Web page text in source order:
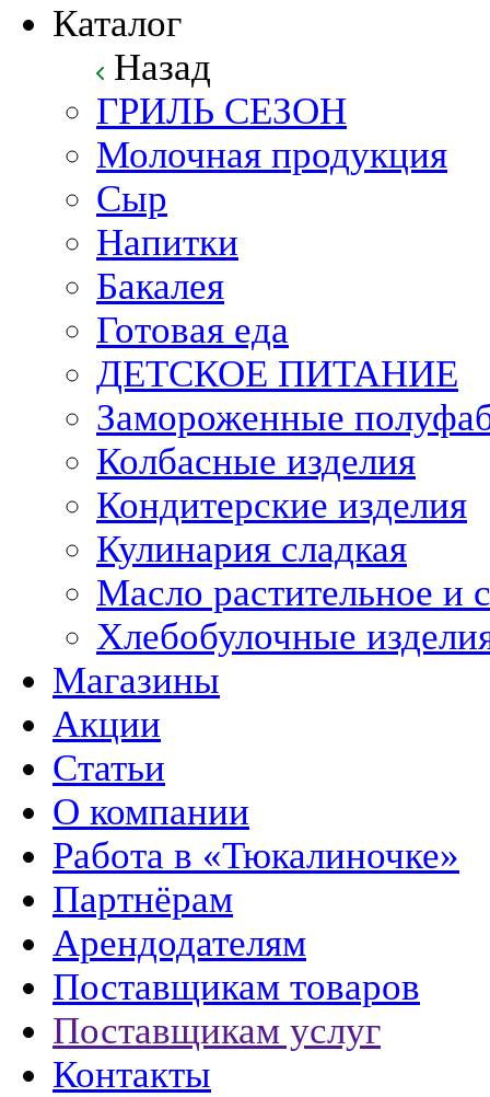
Каталог
Назад
ГРИЛЬ СЕЗОН
Молочная продукция
Сыр
Напитки
Бакалея
Готовая еда
ДЕТСКОЕ ПИТАНИЕ
Замороженные
Колбасные изделия
Кондитерские изделия
Кулинария сладкая
Масло растительное и
Хлебобулочные
Магазины
Акции
Статьи
О компании
Работа в «Тюкалиночке»
Партнёрам
Арендодателям
Поставщикам товаров
Поставщикам услуг
Контакты